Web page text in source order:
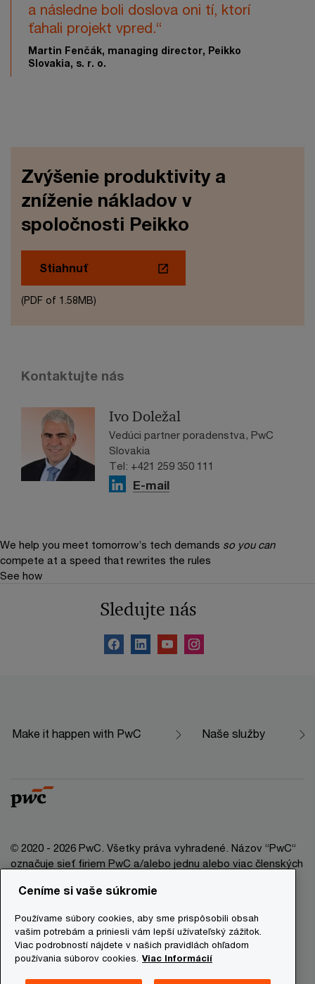
a následne boli doslova oni tí, ktorí
ťahali projekt vpred.“
Martin Fenčák, managing director, Peikko
Slovakia, s. r. o.
Zvýšenie produktivity a
zníženie nákladov v
spoločnosti Peikko
Stiahnuť
(PDF of 1.58MB)
Kontaktujte nás
Ivo Doležal
Vedúci partner poradenstva, PwC
Slovakia
Tel: +421 259 350 111
E-mail
We help you meet tomorrow’s tech demands so you can
compete at a speed that rewrites the rules
See how
Sledujte nás
Make it happen with PwC Naše služby
© 2020 - 2026 PwC. Všetky práva vyhradené. Názov “PwC“
označuje sieť firiem PwC a/alebo jednu alebo viac členských
informácie nájdete na stránke www.pwc.com/structure.
Právna doložka
Ochrana osobných údajov
Ceníme si vaše súkromie
Používame súbory cookies, aby sme prispôsobili obsah
vašim potrebám a priniesli vám lepší užívateľský zážitok.
Viac podrobností nájdete v našich pravidlách ohľadom
používania súborov cookies. Viac Informácií